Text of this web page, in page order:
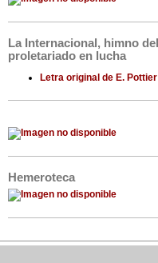
La Internacional, himno del
proletariado en lucha
Letra original de E. Pottier
Hemeroteca